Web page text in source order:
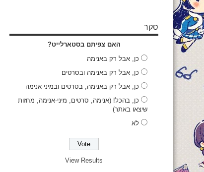
סקר
האם צפיתם בסטארלייט?
כן, אבל רק באנימה
כן, אבל רק באנימה ובסרטים
כן, אבל רק באנימה, בסרטים ובמיני-אנימה
כן, בהכל! (אנימה, סרטים, מיני-אנימה, מחזות
שיצאו באתר)
לא
View Results